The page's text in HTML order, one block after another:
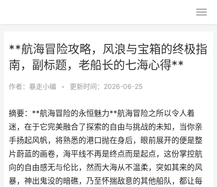
**航海冒险攻略，风浪与宝箱的终极指
南，副标题，老船长的七海心得**
作者： 暴走小编 • 更新时间：2026-06-25
摘要：**航海冒险的永恒魅力**航海冒险之所以令人着
迷，在于它完美融合了探索的自由与挑战的未知，当你亲
手扬起风帆，将熟悉的港口抛在身后，眼前展开的便是整
片蔚蓝的画卷，海平线不再是终点而是起点，这份掌控航
向的自由感无与伦比，然而大海从不温柔，突如其来的风
暴，神出鬼没的暗礁，乃至怀揣敌意的其他船队，都让每